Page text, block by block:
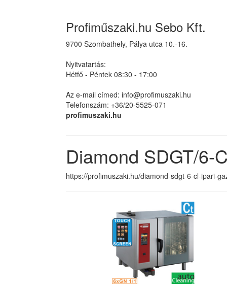
Profiműszaki.hu Sebo Kft.
9700 Szombathely, Pálya utca 10.-16.
Nyitvatartás:
Hétfő - Péntek 08:30 - 17:00
Az e-mail címed: info@profimuszaki.hu
Telefonszám: +36/20-5525-071
profimuszaki.hu
Diamond SDGT/6-
https://profimuszaki.hu/diamond-sdgt-6-cl-ipari-